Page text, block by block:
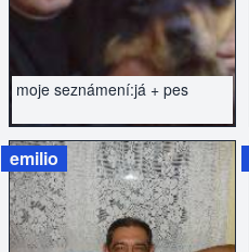
moje seznámení:já + pes
emilio